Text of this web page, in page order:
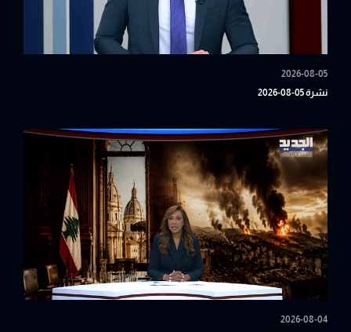
2026-08-05
نشرة 05-08-2026
2026-08-04